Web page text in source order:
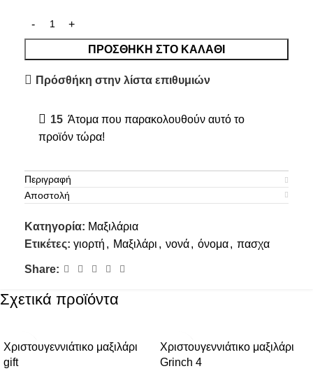
ΠΡΟΣΘΉΚΗ ΣΤΟ ΚΑΛΆΘΙ
Πρόσθήκη στην λίστα επιθυμιών
15 Άτομα που παρακολουθούν αυτό το
προϊόν τώρα!
Περιγραφή
Αποστολή
Κατηγορία: Μαξιλάρια
Ετικέτες: γιορτή , Μαξιλάρι , νονά, όνομα, πασχα
Share:
Σχετικά προϊόντα
Χριστουγεννιάτικο μαξιλάρι
gift
Χριστουγεννιάτικο μαξιλάρι
Grinch 4